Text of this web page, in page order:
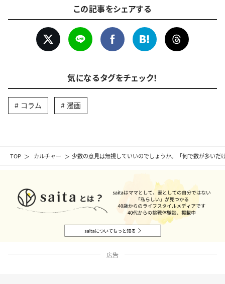
TOP カルチャー 少数の意見は無視していいのでしょうか。「何で数が多いだ
この記事をシェアする
気になるタグをチェック！
コラム 漫画
広告